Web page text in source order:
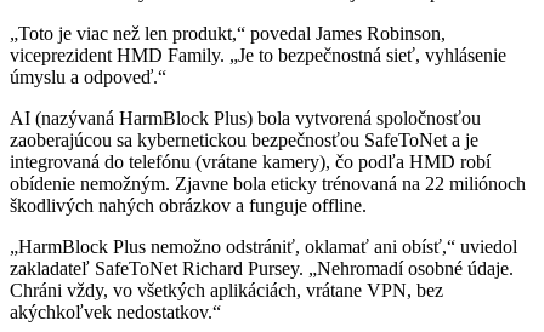
„Toto je viac než len produkt,“ povedal James Robinson,
viceprezident HMD Family. „Je to bezpečnostná sieť, vyhlásenie
úmyslu a odpoveď.“
AI (nazývaná HarmBlock Plus) bola vytvorená spoločnosťou
zaoberajúcou sa kybernetickou bezpečnosťou SafeToNet a je
integrovaná do telefónu (vrátane kamery), čo podľa HMD robí
obídenie nemožným. Zjavne bola eticky trénovaná na 22 miliónoch
škodlivých nahých obrázkov a funguje offline.
„HarmBlock Plus nemožno odstrániť, oklamať ani obísť,“ uviedol
zakladateľ SafeToNet Richard Pursey. „Nehromadí osobné údaje.
Chráni vždy, vo všetkých aplikáciách, vrátane VPN, bez
akýchkoľvek nedostatkov.“